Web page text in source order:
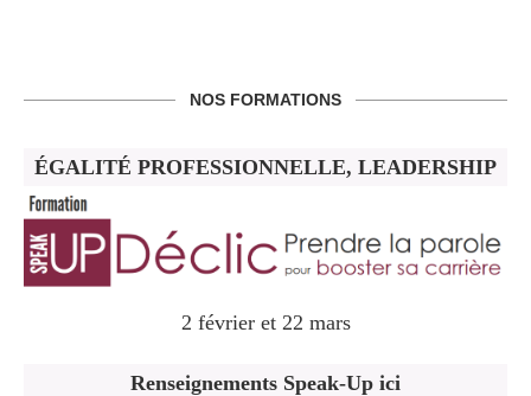
NOS FORMATIONS
ÉGALITÉ PROFESSIONNELLE, LEADERSHIP
2 février et 22 mars
Renseignements Speak-Up ici